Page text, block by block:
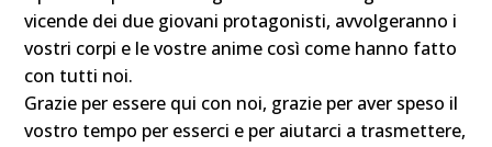
vicende dei due giovani protagonisti, avvolgeranno i
vostri corpi e le vostre anime così come hanno fatto
con tutti noi.
Grazie per essere qui con noi, grazie per aver speso il
vostro tempo per esserci e per aiutarci a trasmettere,